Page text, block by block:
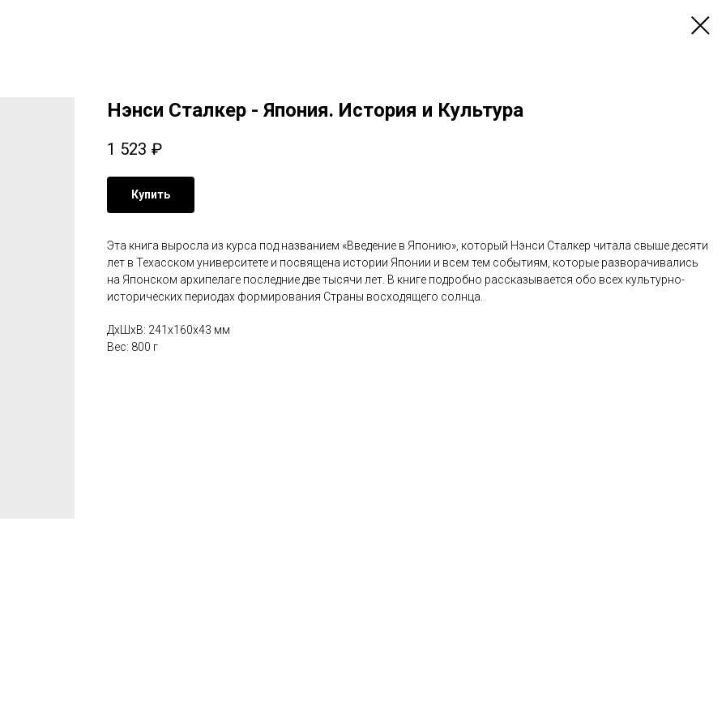
Нэнси Сталкер - Япония. История и Культура
1 523 ₽
Купить
Эта книга выросла из курса под названием «Введение в Японию», который Нэнси Сталкер читала свыше десяти
лет в Техасском университете и посвящена истории Японии и всем тем событиям, которые разворачивались
на Японском архипелаге последние две тысячи лет. В книге подробно рассказывается обо всех культурно-
исторических периодах формирования Страны восходящего солнца.
ДxШxВ: 241x160x43 мм
Вес: 800 г